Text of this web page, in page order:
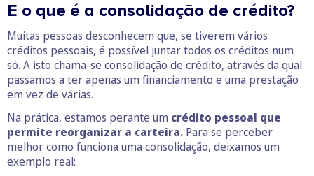
E o que é a consolidação de crédito?
Muitas pessoas desconhecem que, se tiverem vários
créditos pessoais, é possível juntar todos os créditos num
só. A isto chama-se consolidação de crédito, através da qual
passamos a ter apenas um financiamento e uma prestação
em vez de várias.
Na prática, estamos perante um crédito pessoal que
permite reorganizar a carteira. Para se perceber
melhor como funciona uma consolidação, deixamos um
exemplo real: